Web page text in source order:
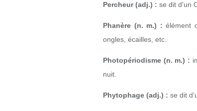
Percheur (adj.) : se dit d'un
Phanère (n. m.) : élément
ongles, écailles, etc.
Photopériodisme (n. m.) :
nuit.
Phytophage (adj.) : se dit